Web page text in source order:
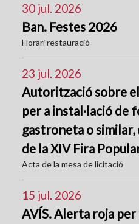
30 jul. 2026
Ban. Festes 2026
Horari restauració
23 jul. 2026
Autorització sobre
per a instal·lació de
gastroneta o
de la XIV Fira
Acta de la mesa de licitació
15 jul. 2026
AVÍS. Alerta roja